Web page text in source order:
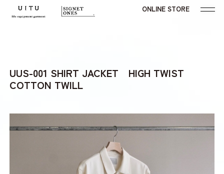
ONLINE STORE
UUS-001 SHIRT JACKET HIGH TWIST
COTTON TWILL